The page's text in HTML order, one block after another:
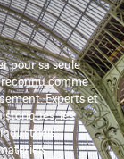
Twitter
par
pour sa seule
comme
Experts et
les